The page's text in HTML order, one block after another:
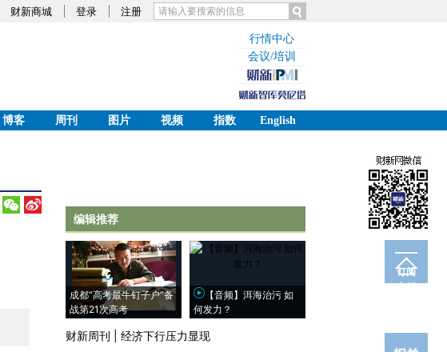
财新商城 登录 注册
行情中心
会议/培训
博客 周刊 图片 视频 指数
English
订阅
电邮
编辑推荐
成都“高考最牛钉子户”备
战第21次高考
【音频】洱海治污 如
何发力？
财新周刊
经济下行压力显现